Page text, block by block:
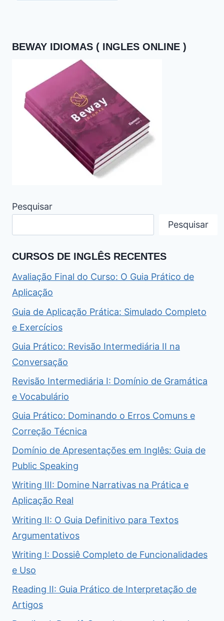
BEWAY IDIOMAS ( INGLES ONLINE )
Pesquisar
Pesquisar
CURSOS DE INGLÊS RECENTES
Avaliação Final do Curso: O Guia Prático de
Aplicação
Guia de Aplicação Prática: Simulado Completo
e Exercícios
Guia Prático: Revisão Intermediária II na
Conversação
Revisão Intermediária I: Domínio de Gramática
e Vocabulário
Guia Prático: Dominando o Erros Comuns e
Correção Técnica
Domínio de Apresentações em Inglês: Guia de
Public Speaking
Writing III: Domine Narrativas na Prática e
Aplicação Real
Writing II: O Guia Definitivo para Textos
Argumentativos
Writing I: Dossiê Completo de Funcionalidades
e Uso
Reading II: Guia Prático de Interpretação de
Artigos